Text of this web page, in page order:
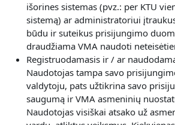
išorines sistemas (pvz.: per KTU
sistemą) ar administratoriui
būdu ir suteikus prisijungimo
draudžiama VMA naudoti
Registruodamasis ir / ar
Naudotojas tampa savo
valdytoju, pats užtikrina savo
saugumą ir VMA asmeninių
Naudotojas visiškai atsako už